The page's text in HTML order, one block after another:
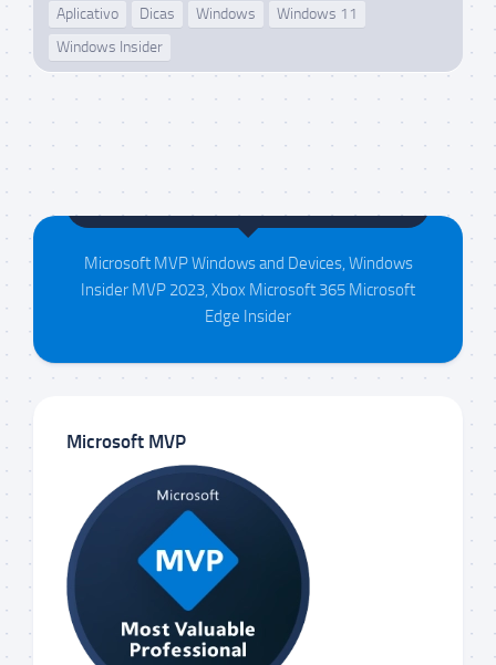
Aplicativo Dicas Windows
Windows 11
Windows Insider
Microsoft MVP Windows and Devices, Windows
Insider MVP 2023, Xbox Microsoft 365 Microsoft
Edge Insider
Microsoft MVP